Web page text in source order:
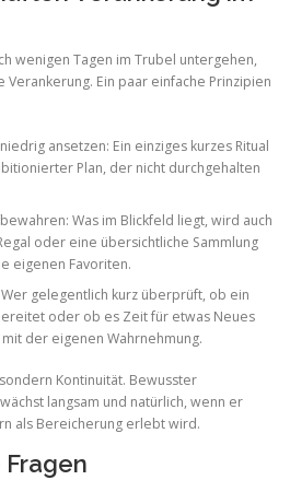
wenigen Tagen im Trubel untergehen,
Ein paar einfache Prinzipien
ansetzen: Ein einziges kurzes Ritual
Plan, der nicht durchgehalten
Was im Blickfeld liegt, wird auch
oder eine übersichtliche Sammlung
eigenen Favoriten.
gelegentlich kurz überprüft, ob ein
oder ob es Zeit für etwas Neues
der eigenen Wahrnehmung.
Kontinuität. Bewusster
langsam und natürlich, wenn er
als Bereicherung erlebt wird.